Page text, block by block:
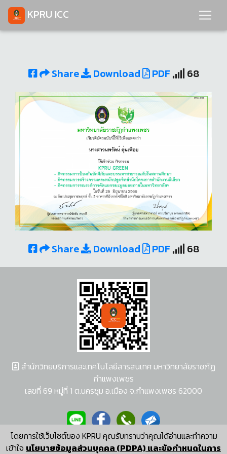
KPRU ICC
Share Download PDF 68
Share Download PDF 68
โดยการใช้เว็บไซต์ของ KPRU คุณรับทราบว่าคุณได้อ่านและทำความ
เข้าใจ นโยบายข้อมูลส่วนบุคคล (PDPA) และข้อกำหนดในการ
สำนักวิทยบริการและเทคโนโลยีสารสนเทศ มหาวิทยาลัยราชภัฏ
กำแพงเพชร
เลขที่ 69 หมู่ที่ 1 ต.นครชุม อ.เมือง จ.กำแพงเพชร 62000
ผู้พัฒนาระบบ อนุชา พวงผกา